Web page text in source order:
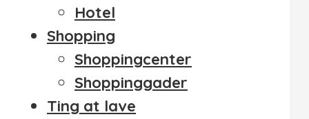
Hotel
Shopping
Shoppingcenter
Shoppinggader
Ting at lave